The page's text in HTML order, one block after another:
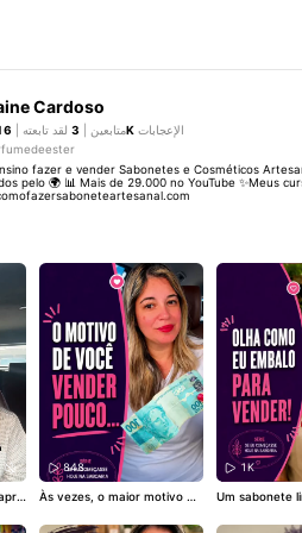
Cardoso
متابعين | 3لقد تابعته | 16K الإعجابات
fazer e vender Sabonetes e Cosméticos
pelo 🌍 📊 Mais de 29.000 no YouTube ✨Meus
ú
848
Às vezes, o maior motivo de
eu produto... está no valor q
1K
Um sabonete
canta. 🍉✨